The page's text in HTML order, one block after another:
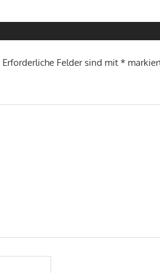
Erforderliche Felder sind mit*